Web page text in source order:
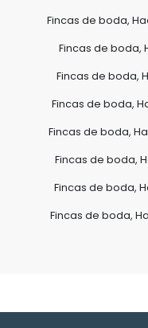
Fincas de boda,
Fincas de boda,
Fincas de boda,
Fincas de boda,
Fincas de boda,
Fincas de boda,
Fincas de boda,
Fincas de boda,